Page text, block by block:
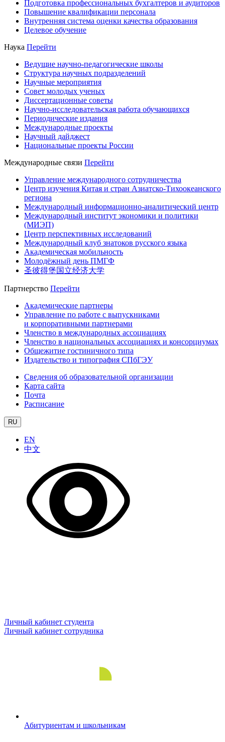
Подготовка профессиональных бухгалтеров и аудиторов
Повышение квалификации персонала
Внутренняя система оценки качества образования
Целевое обучение
Наука Перейти
Ведущие научно-педагогические школы
Структура научных подразделений
Научные мероприятия
Совет молодых ученых
Диссертационные советы
Научно-исследовательская работа обучающихся
Периодические издания
Международные проекты
Научный дайджест
Национальные проекты России
Международные связи Перейти
Управление международного сотрудничества
Центр изучения Китая и стран Азиатско-Тихоокеанского
региона
Международный информационно-аналитический центр
Международный институт экономики и политики
(МИЭП)
Центр перспективных исследований
Международный клуб знатоков русского языка
Академическая мобильность
Молодёжный день ПМГФ
圣彼得堡国立经济大学
Партнерство Перейти
Академические партнеры
Управление по работе с выпускниками
и корпоративными партнерами
Членство в международных ассоциациях
Членство в национальных ассоциациях и консорциумах
Общежитие гостиничного типа
Издательство и типография СПбГЭУ
Сведения об образовательной организации
Карта сайта
Почта
Расписание
RU
EN
中文
Личный кабинет студента
Личный кабинет сотрудника
Абитуриентам и школьникам